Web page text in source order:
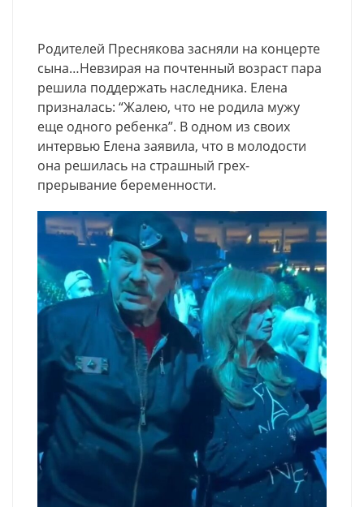
Родителей Преснякова засняли на концерте
сына…Невзирая на почтенный возраст пара
решила поддержать наследника. Елена
призналась: “Жалею, что не родила мужу
еще одного ребенка”. В одном из своих
интервью Елена заявила, что в молодости
она решилась на страшный грех-
прерывание беременности.